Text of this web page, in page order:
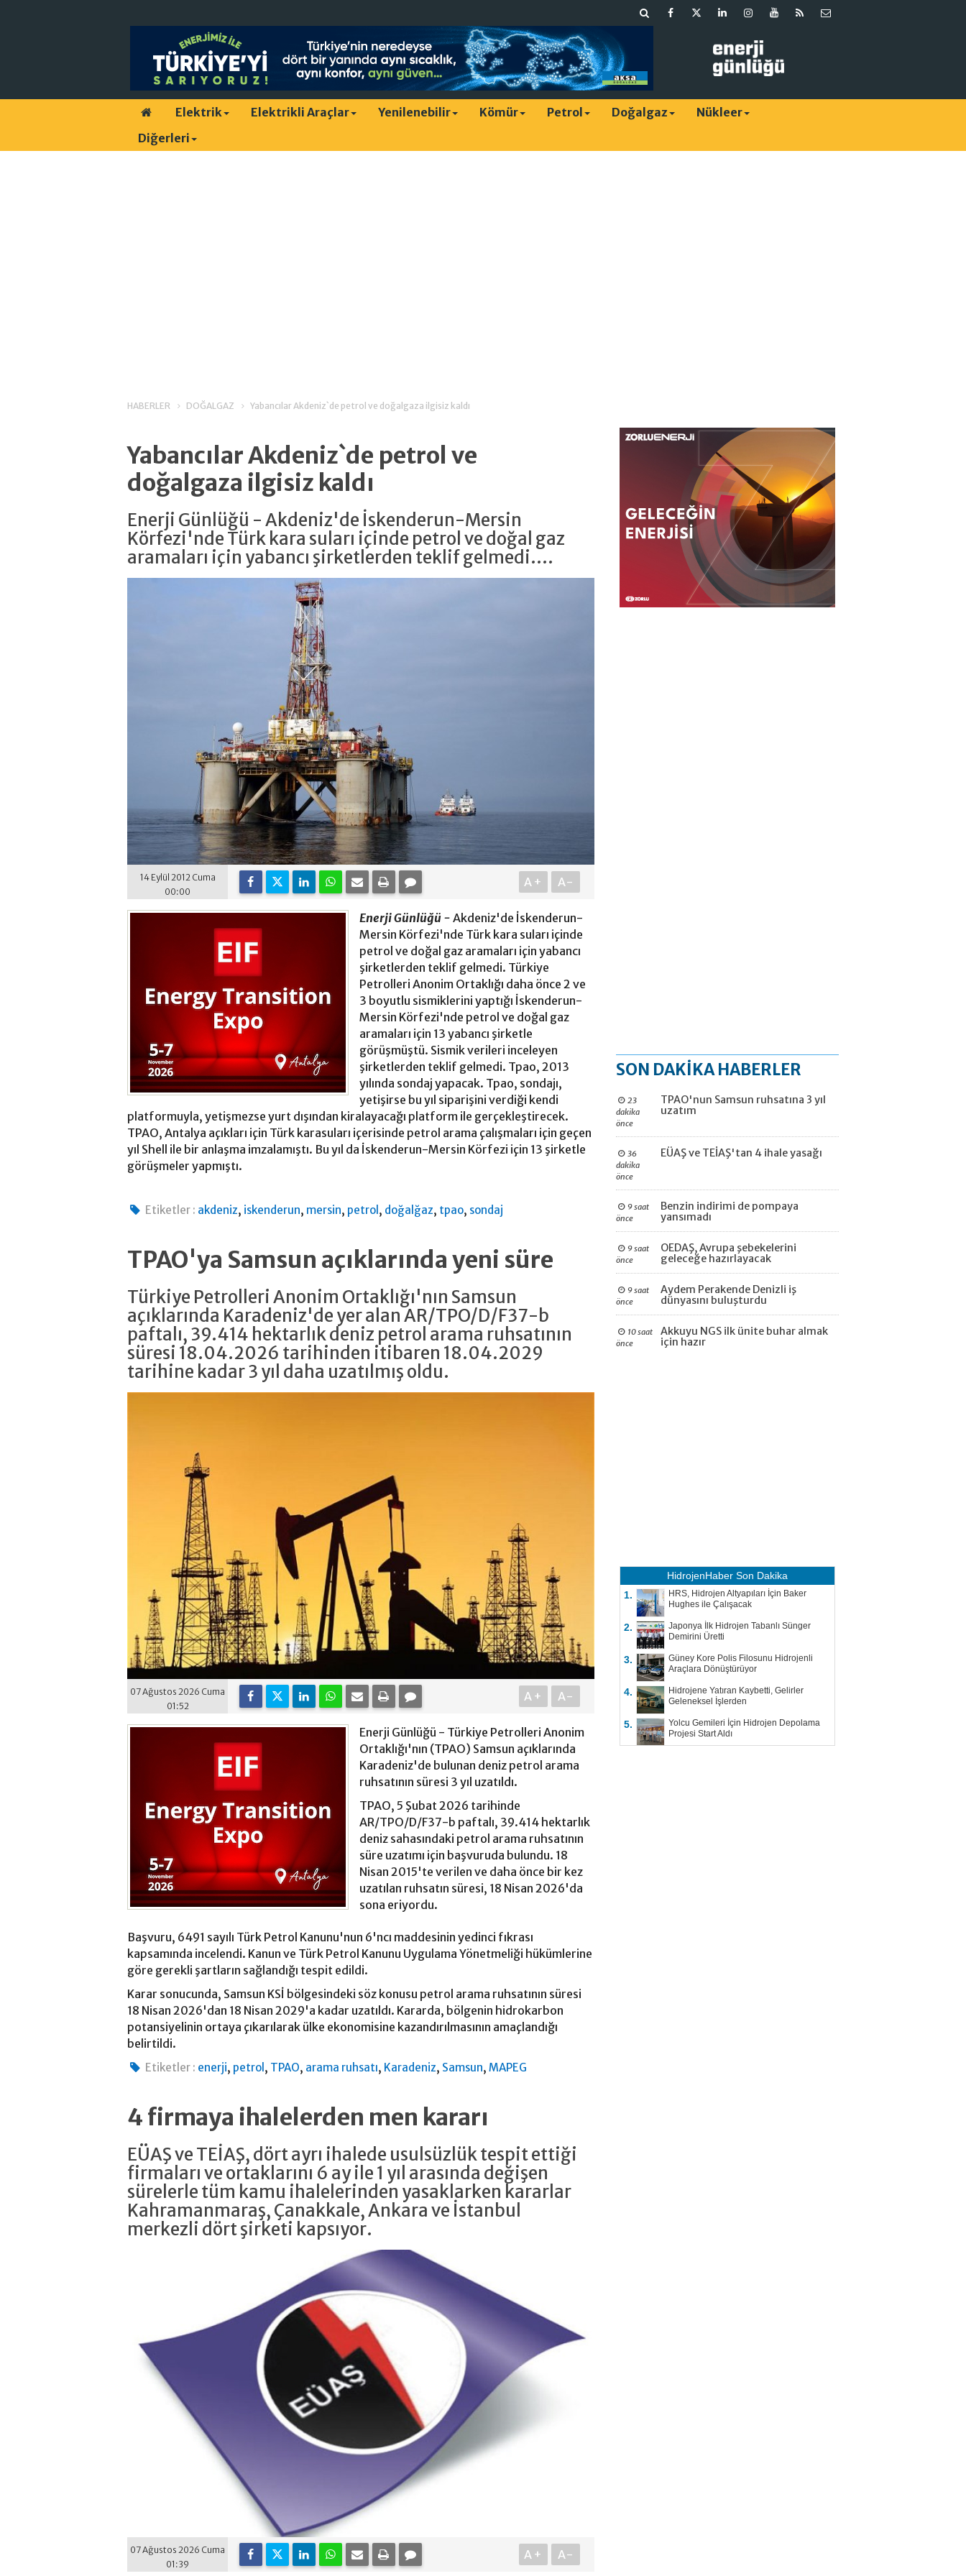
Elektrik Elektrikli Araçlar Yenilenebilir Kömür Petrol Doğalgaz
Nükleer
Diğerleri
HABERLER DOĞALGAZ Yabancılar Akdeniz`de petrol ve doğalgaza ilgisiz kaldı
Yabancılar Akdeniz`de petrol ve
doğalgaza ilgisiz kaldı
Enerji Günlüğü - Akdeniz'de İskenderun-Mersin
Körfezi'nde Türk kara suları içinde petrol ve doğal gaz
aramaları için yabancı şirketlerden teklif gelmedi....
14 Eylül 2012 Cuma
00:00
A+ A-
Enerji Günlüğü - Akdeniz'de İskenderun-
Mersin Körfezi'nde Türk kara suları içinde
petrol ve doğal gaz aramaları için yabancı
şirketlerden teklif gelmedi. Türkiye
Petrolleri Anonim Ortaklığı daha önce 2 ve
3 boyutlu sismiklerini yaptığı İskenderun-
Mersin Körfezi'nde petrol ve doğal gaz
aramaları için 13 yabancı şirketle
görüşmüştü. Sismik verileri inceleyen
şirketlerden teklif gelmedi. Tpao, 2013
yılında sondaj yapacak. Tpao, sondajı,
yetişirse bu yıl siparişini verdiği kendi
platformuyla, yetişmezse yurt dışından kiralayacağı platform ile gerçekleştirecek.
TPAO, Antalya açıkları için Türk karasuları içerisinde petrol arama çalışmaları için geçen
yıl Shell ile bir anlaşma imzalamıştı. Bu yıl da İskenderun-Mersin Körfezi için 13 şirketle
görüşmeler yapmıştı.
Etiketler : akdeniz, iskenderun, mersin, petrol , doğalğaz, tpao, sondaj
TPAO'ya Samsun açıklarında yeni süre
Türkiye Petrolleri Anonim Ortaklığı'nın Samsun
açıklarında Karadeniz'de yer alan AR/TPO/D/F37-b
paftalı, 39.414 hektarlık deniz petrol arama ruhsatının
süresi 18.04.2026 tarihinden itibaren 18.04.2029
tarihine kadar 3 yıl daha uzatılmış oldu.
07 Ağustos 2026 Cuma
01:52
A+ A-
Enerji Günlüğü - Türkiye Petrolleri Anonim
Ortaklığı'nın (TPAO) Samsun açıklarında
Karadeniz'de bulunan deniz petrol arama
ruhsatının süresi 3 yıl uzatıldı.
TPAO, 5 Şubat 2026 tarihinde
AR/TPO/D/F37-b paftalı, 39.414 hektarlık
deniz sahasındaki petrol arama ruhsatının
süre uzatımı için başvuruda bulundu. 18
Nisan 2015'te verilen ve daha önce bir kez
uzatılan ruhsatın süresi, 18 Nisan 2026'da
sona eriyordu.
Başvuru, 6491 sayılı Türk Petrol Kanunu'nun 6'ncı maddesinin yedinci fıkrası
kapsamında incelendi. Kanun ve Türk Petrol Kanunu Uygulama Yönetmeliği hükümlerine
göre gerekli şartların sağlandığı tespit edildi.
Karar sonucunda, Samsun KSİ bölgesindeki söz konusu petrol arama ruhsatının süresi
18 Nisan 2026'dan 18 Nisan 2029'a kadar uzatıldı. Kararda, bölgenin hidrokarbon
potansiyelinin ortaya çıkarılarak ülke ekonomisine kazandırılmasının amaçlandığı
belirtildi.
Etiketler : enerji, petrol , TPAO, arama ruhsatı, Karadeniz, Samsun,MAPEG
4 firmaya ihalelerden men kararı
EÜAŞ ve TEİAŞ, dört ayrı ihalede usulsüzlük tespit ettiği
firmaları ve ortaklarını 6 ay ile 1 yıl arasında değişen
sürelerle tüm kamu ihalelerinden yasaklarken kararlar
Kahramanmaraş, Çanakkale, Ankara ve İstanbul
merkezli dört şirketi kapsıyor.
07 Ağustos 2026 Cuma
01:39
A+ A-
SON DAKİKA HABERLER
23
dakika
önce
TPAO'nun Samsun ruhsatına 3 yıl
uzatım
36
dakika
önce
EÜAŞ ve TEİAŞ'tan 4 ihale yasağı
9 saat
önce
Benzin indirimi de pompaya
yansımadı
9 saat
önce
OEDAŞ, Avrupa şebekelerini
geleceğe hazırlayacak
9 saat
önce
Aydem Perakende Denizli iş
dünyasını buluşturdu
10 saat
önce
Akkuyu NGS ilk ünite buhar almak
için hazır
HidrojenHaber Son Dakika
1.
HRS, Hidrojen Altyapıları İçin Baker
Hughes ile Çalışacak
2.
Japonya İlk Hidrojen Tabanlı Sünger
Demirini Üretti
3.
Güney Kore Polis Filosunu Hidrojenli
Araçlara Dönüştürüyor
4.
Hidrojene Yatıran Kaybetti, Gelirler
Geleneksel İşlerden
5.
Yolcu Gemileri İçin Hidrojen Depolama
Projesi Start Aldı